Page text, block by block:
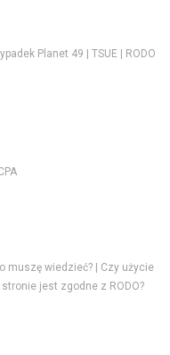
Planet 49 | TSUE | RODO
muszę wiedzieć? | Czy użycie
jest zgodne z RODO?